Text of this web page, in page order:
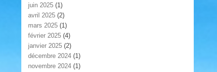
juin 2025 (1)
avril 2025 (2)
mars 2025 (1)
février 2025 (4)
janvier 2025 (2)
décembre 2024 (1)
novembre 2024 (1)